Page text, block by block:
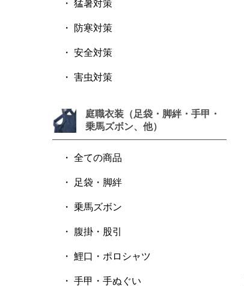
猛暑対策
防寒対策
安全対策
害虫対策
庭職衣装（足袋・脚絆・手甲・
乗馬ズボン、他）
全ての商品
足袋・脚絆
乗馬ズボン
腹掛・股引
鯉口・ポロシャツ
手甲・手ぬぐい